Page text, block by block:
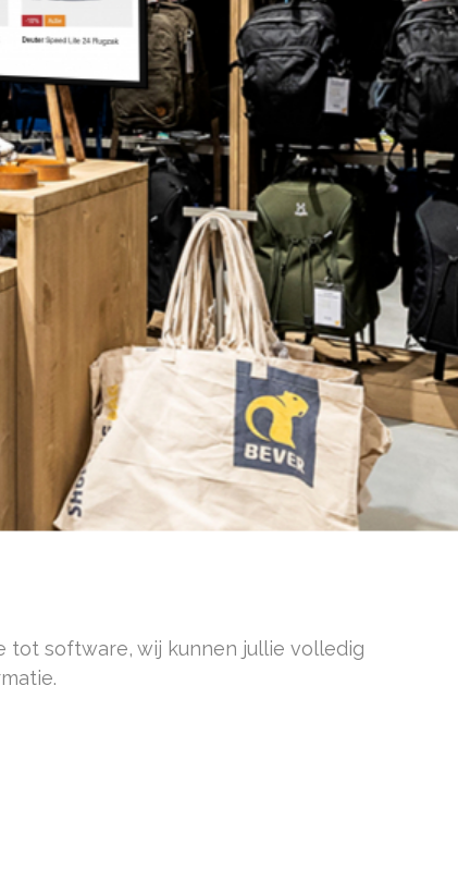
EEN
tot software, wij kunnen jullie volledig